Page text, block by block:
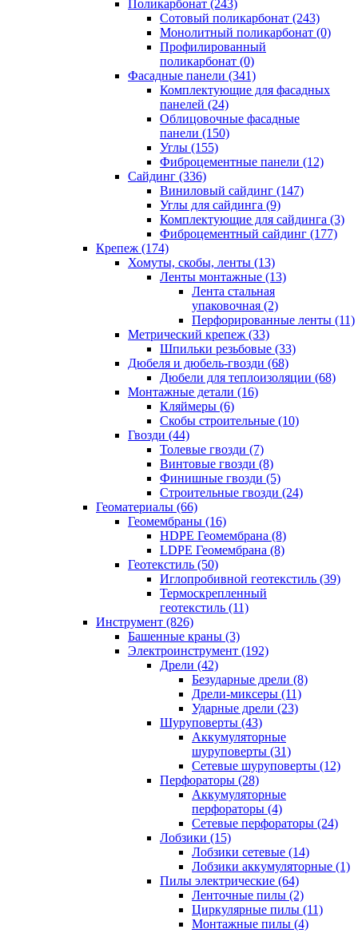
Поликарбонат (243)
Сотовый поликарбонат (243)
Монолитный поликарбонат (0)
Профилированный
поликарбонат (0)
Фасадные панели (341)
Комплектующие для фасадных
панелей (24)
Облицовочные фасадные
панели (150)
Углы (155)
Фиброцементные панели (12)
Сайдинг (336)
Виниловый сайдинг (147)
Углы для сайдинга (9)
Комплектующие для сайдинга (3)
Фиброцементный сайдинг (177)
Крепеж (174)
Хомуты, скобы, ленты (13)
Ленты монтажные (13)
Лента стальная
упаковочная (2)
Перфорированные ленты (11)
Метрический крепеж (33)
Шпильки резьбовые (33)
Дюбеля и дюбель-гвозди (68)
Дюбели для теплоизоляции (68)
Монтажные детали (16)
Кляймеры (6)
Скобы строительные (10)
Гвозди (44)
Толевые гвозди (7)
Винтовые гвозди (8)
Финишные гвозди (5)
Строительные гвозди (24)
Геоматериалы (66)
Геомембраны (16)
HDPE Геомембрана (8)
LDPE Геомембрана (8)
Геотекстиль (50)
Иглопробивной геотекстиль (39)
Термоскрепленный
геотекстиль (11)
Инструмент (826)
Башенные краны (3)
Электроинструмент (192)
Дрели (42)
Безударные дрели (8)
Дрели-миксеры (11)
Ударные дрели (23)
Шуруповерты (43)
Аккумуляторные
шуруповерты (31)
Сетевые шуруповерты (12)
Перфораторы (28)
Аккумуляторные
перфораторы (4)
Сетевые перфораторы (24)
Лобзики (15)
Лобзики сетевые (14)
Лобзики аккумуляторные (1)
Пилы электрические (64)
Ленточные пилы (2)
Циркулярные пилы (11)
Монтажные пилы (4)